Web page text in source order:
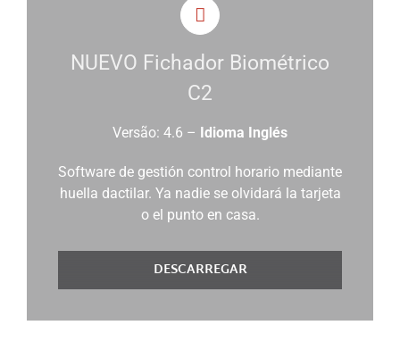
NUEVO Fichador Biométrico
C2
Versão: 4.6 – Idioma Inglés
Software de gestión control horario mediante
huella dactilar. Ya nadie se olvidará la tarjeta
o el punto en casa.
DESCARREGAR